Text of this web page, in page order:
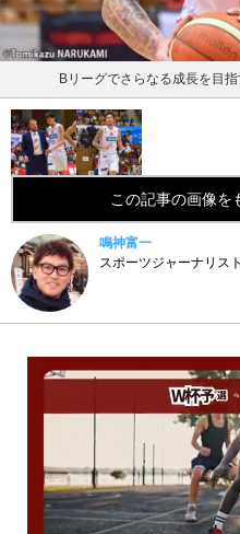
Bリーグでさらなる成長を目
この記事の画像を
鳴神富一
スポーツジャーナリスト